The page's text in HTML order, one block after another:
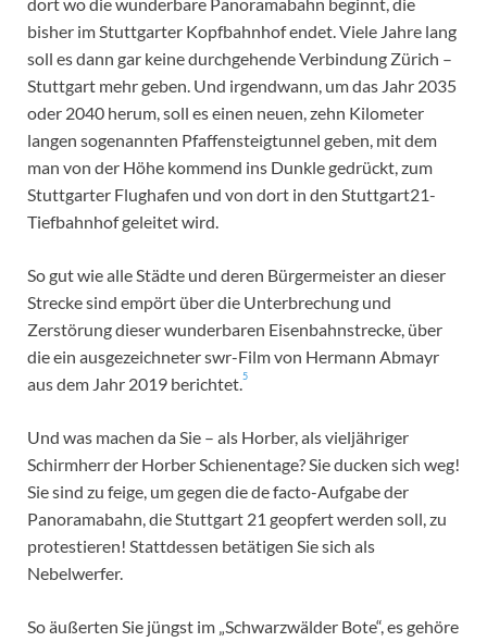
bisher im Stuttgarter Kopfbahnhof endet. Viele Jahre lang
soll es dann gar keine durchgehende Verbindung Zürich –
Stuttgart mehr geben. Und irgendwann, um das Jahr 2035
oder 2040 herum, soll es einen neuen, zehn Kilometer
langen sogenannten Pfaffensteigtunnel geben, mit dem
man von der Höhe kommend ins Dunkle gedrückt, zum
Stuttgarter Flughafen und von dort in den Stuttgart21-
Tiefbahnhof geleitet wird.
So gut wie alle Städte und deren Bürgermeister an dieser
Strecke sind empört über die Unterbrechung und
Zerstörung dieser wunderbaren Eisenbahnstrecke, über
die ein ausgezeichneter swr-Film von Hermann Abmayr
aus dem Jahr 2019 berichtet.5
Und was machen da Sie – als Horber, als vieljähriger
Schirmherr der Horber Schienentage? Sie ducken sich weg!
Sie sind zu feige, um gegen die de facto-Aufgabe der
Panoramabahn, die Stuttgart 21 geopfert werden soll, zu
protestieren! Stattdessen betätigen Sie sich als
Nebelwerfer.
So äußerten Sie jüngst im „Schwarzwälder Bote“, es gehöre